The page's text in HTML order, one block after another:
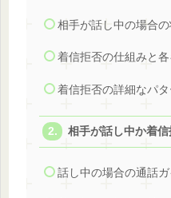
相手が話し中の場合
着信拒否の仕組みと
着信拒否の詳細なパタ
相手が話し中か着
話し中の場合の通話